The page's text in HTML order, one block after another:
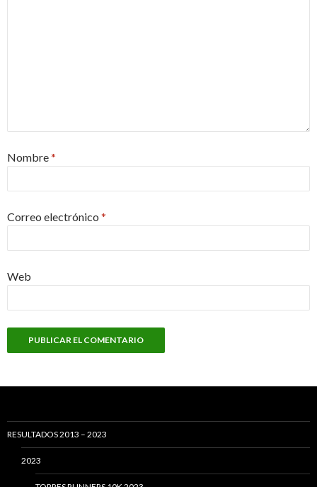
Nombre*
Correo electrónico *
Web
RESULTADOS 2013 – 2023
2023